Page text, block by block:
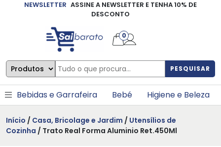
NEWSLETTER ASSINE A NEWSLETTER E TENHA 10% DE
DESCONTO
PESQUISAR
0
Bebidas e Garrafeira Bebé Higiene e Beleza
Início / Casa, Bricolage e Jardim / Utensílios de
Cozinha / Trato Real Forma Aluminio Ret.450Ml